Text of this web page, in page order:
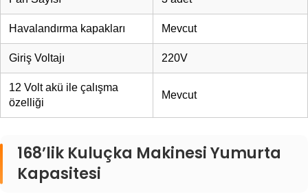
Havalandırma kapakları Mevcut
Giriş Voltajı 220V
12 Volt akü ile çalışma
özelliği
Mevcut
168’lik Kuluçka Makinesi Yumurta
Kapasitesi